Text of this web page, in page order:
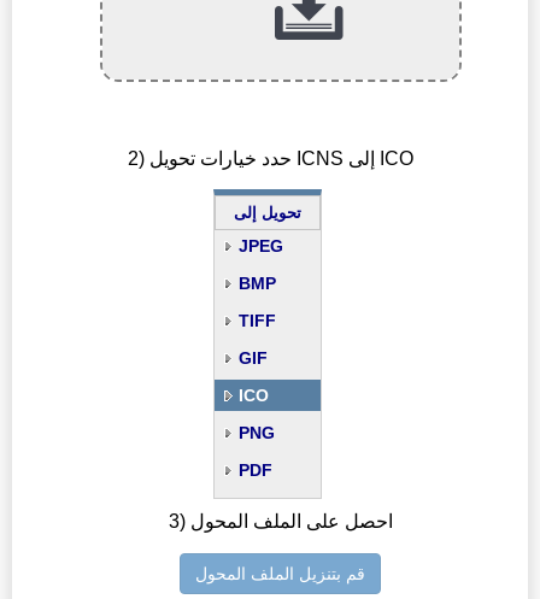
2) حدد خيارات تحويل ICNS إلى ICO
تحويل إلى
JPEG
BMP
TIFF
GIF
ICO
PNG
PDF
3) احصل على الملف المحول
قم بتنزيل الملف المحول